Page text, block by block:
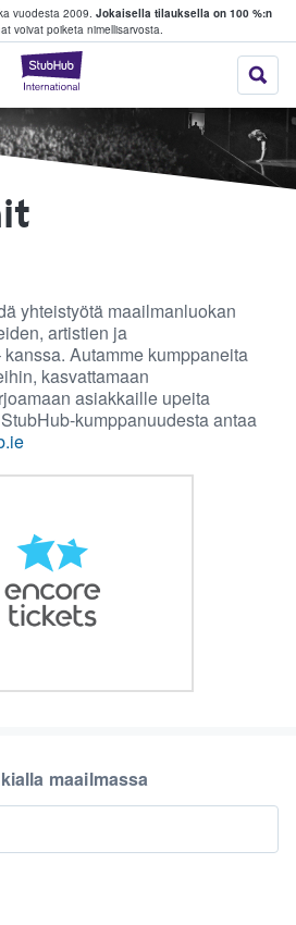
vuodesta 2009. Jokaisella tilauksella on 100 %:n
voivat poiketa nimellisarvosta.
StubHub –
faneille
yhteistyötä maailmanluokan
artistien ja
Autamme kumppaneita
kasvattamaan
asiakkaille upeita
kumppanuudesta antaa
maailmassa